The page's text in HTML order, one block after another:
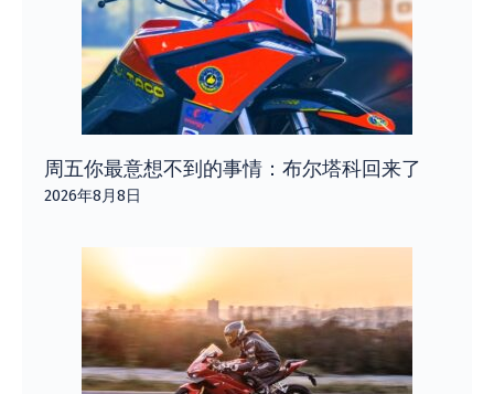
周五你最意想不到的事情：布尔塔科回来了
2026年8月8日